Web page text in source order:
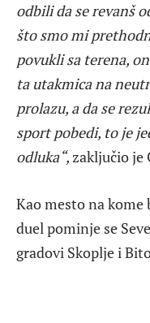
odbili da se revanš
što smo mi
povukli sa terena,
ta utakmica na
prolazu, a da se
sport pobedi, to je
odluka“,zaključio je
Kao mesto na kome
duel pominje se
gradovi Skoplje i